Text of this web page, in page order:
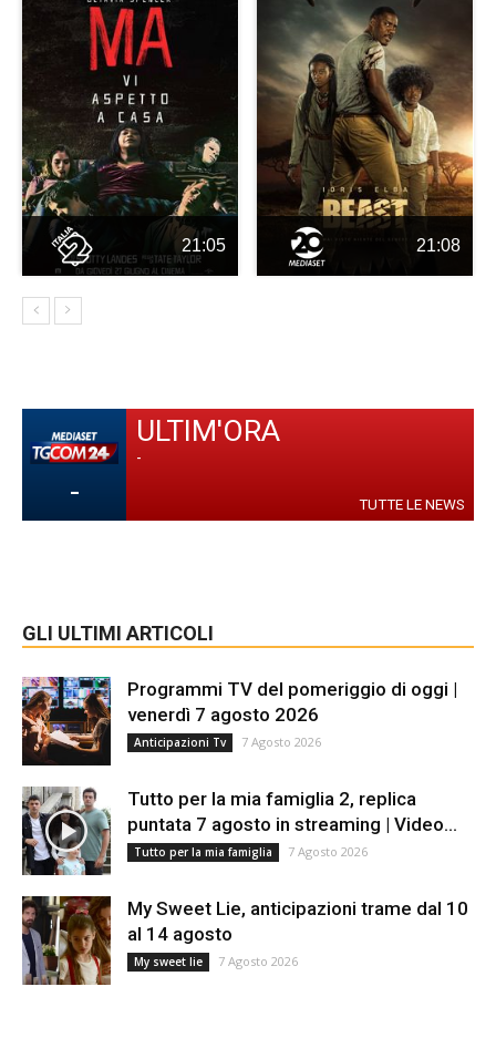
21:05 21:08
-
ULTIM'ORA
-
TUTTE LE NEWS
GLI ULTIMI ARTICOLI
Programmi TV del pomeriggio di oggi |
venerdì 7 agosto 2026
Anticipazioni Tv 7 Agosto 2026
Tutto per la mia famiglia 2, replica
puntata 7 agosto in streaming | Video...
Tutto per la mia famiglia 7 Agosto 2026
My Sweet Lie, anticipazioni trame dal 10
al 14 agosto
My sweet lie 7 Agosto 2026